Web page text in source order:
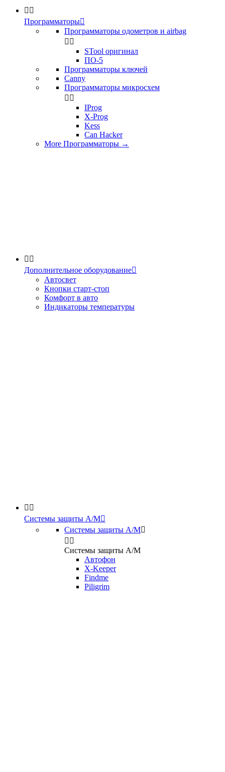
 
Программаторы
Программаторы одометров и airbag
 
STool оригинал
ПО-5
Программаторы ключей
Canny
Программаторы микросхем
 
IProg
X-Prog
Kess
Can Hacker
More Программаторы →
 
Дополнительное оборудование
Автосвет
Кнопки старт-стоп
Комфорт в авто
Индикаторы температуры
 
Системы защиты А/М
Системы защиты А/М
 
Системы защиты А/М
Автофон
X-Keeper
Findme
Piligrim